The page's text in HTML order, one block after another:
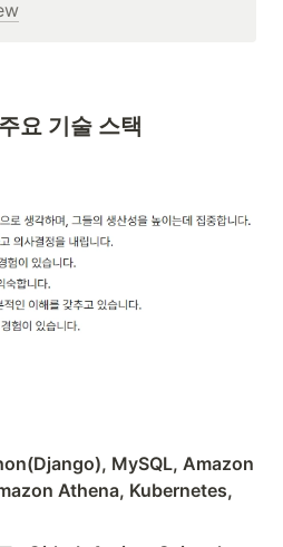
요 기술 스택
MySQL, Amazon
Athena, Kubernetes,